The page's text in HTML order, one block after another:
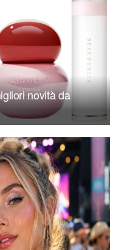
novità da